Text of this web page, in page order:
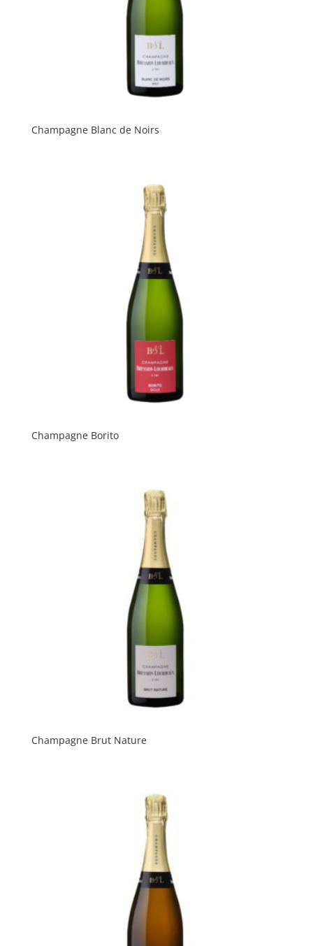
Champagne Blanc de Noirs
Champagne Borito
Champagne Brut Nature